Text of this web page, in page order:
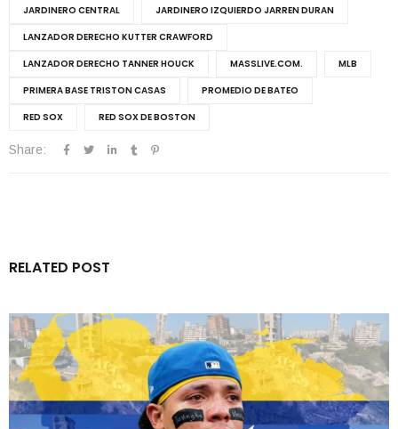
JARDINERO CENTRAL
JARDINERO IZQUIERDO JARREN DURAN
LANZADOR DERECHO KUTTER CRAWFORD
LANZADOR DERECHO TANNER HOUCK
MASSLIVE.COM.
MLB
PRIMERA BASE TRISTON CASAS
PROMEDIO DE BATEO
RED SOX
RED SOX DE BOSTON
Share:
RELATED POST